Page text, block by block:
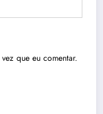
que eu comentar.